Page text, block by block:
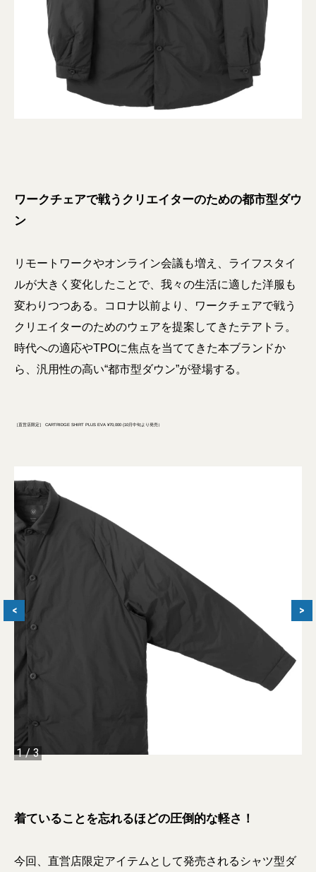
ワークチェアで戦うクリエイターのための都市型ダウ
ン
リモートワークやオンライン会議も増え、ライフスタイ
ルが大きく変化したことで、我々の生活に適した洋服も
変わりつつある。コロナ以前より、ワークチェアで戦う
クリエイターのためのウェアを提案してきたテアトラ。
時代への適応やTPOに焦点を当ててきた本ブランドか
ら、汎用性の高い“都市型ダウン”が登場する。
［直営店限定］ CARTRIDGE SHIRT PLUS EVA ¥70,000 (10月中旬より発売）
1/3
< >
着ていることを忘れるほどの圧倒的な軽さ！
今回、直営店限定アイテムとして発売されるシャツ型ダ